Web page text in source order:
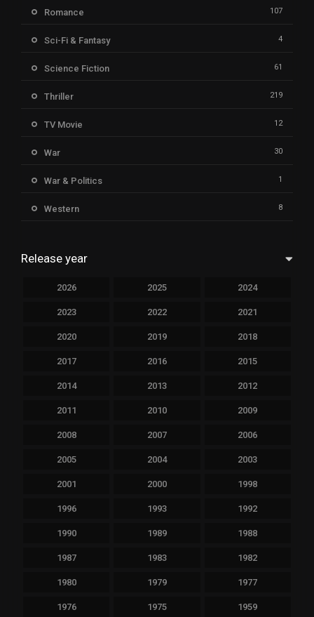
Romance 107
Sci-Fi & Fantasy 4
Science Fiction 61
Thriller 219
TV Movie 12
War 30
War & Politics 1
Western 8
Release year
2026 2025 2024
2023 2022 2021
2020 2019 2018
2017 2016 2015
2014 2013 2012
2011 2010 2009
2008 2007 2006
2005 2004 2003
2001 2000 1998
1996 1993 1992
1990 1989 1988
1987 1983 1982
1980 1979 1977
1976 1975 1959